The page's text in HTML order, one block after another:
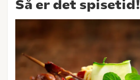
Så er det spisetid!